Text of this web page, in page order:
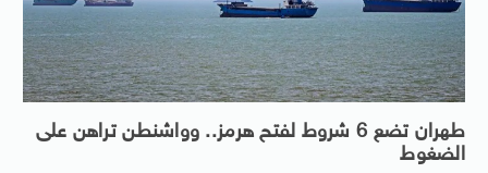
طهران تضع 6 شروط لفتح هرمز.. وواشنطن تراهن على
الضغوط